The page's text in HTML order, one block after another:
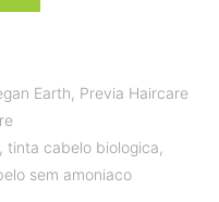
Earth, Previa Haircare
, tinta cabelo biologica,
sem amoniaco